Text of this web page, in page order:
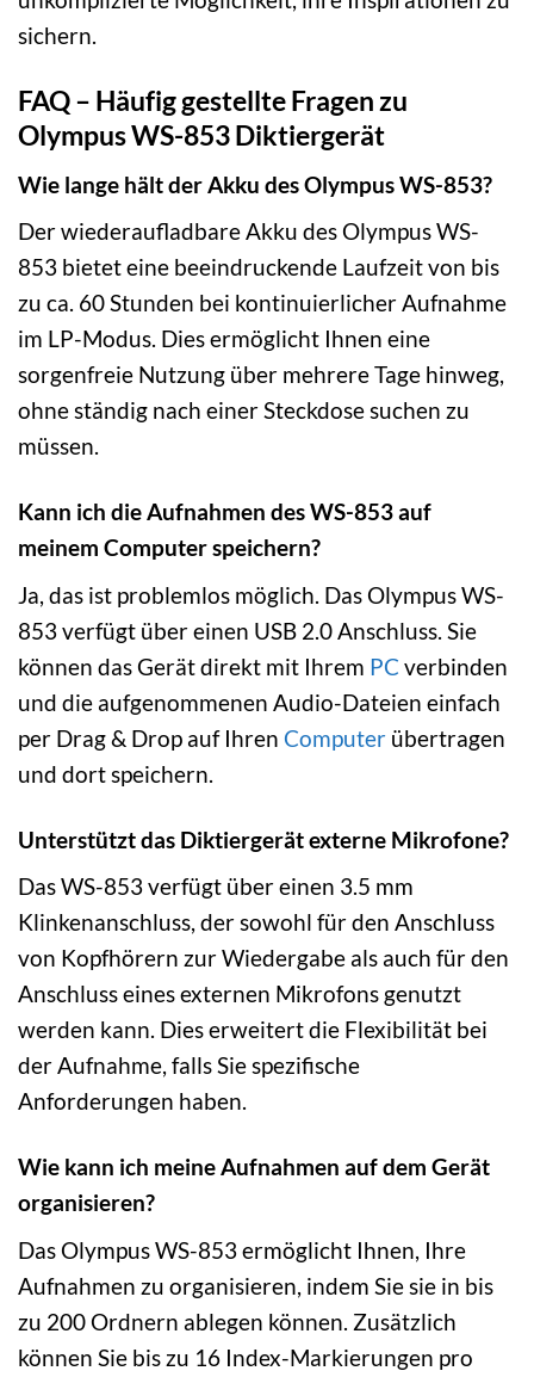
sichern.
FAQ – Häufig gestellte Fragen zu
Olympus WS-853 Diktiergerät
Wie lange hält der Akku des Olympus WS-853?
Der wiederaufladbare Akku des Olympus WS-
853 bietet eine beeindruckende Laufzeit von bis
zu ca. 60 Stunden bei kontinuierlicher Aufnahme
im LP-Modus. Dies ermöglicht Ihnen eine
sorgenfreie Nutzung über mehrere Tage hinweg,
ohne ständig nach einer Steckdose suchen zu
müssen.
Kann ich die Aufnahmen des WS-853 auf
meinem Computer speichern?
Ja, das ist problemlos möglich. Das Olympus WS-
853 verfügt über einen USB 2.0 Anschluss. Sie
können das Gerät direkt mit Ihrem PC verbinden
und die aufgenommenen Audio-Dateien einfach
per Drag & Drop auf Ihren Computer übertragen
und dort speichern.
Unterstützt das Diktiergerät externe Mikrofone?
Das WS-853 verfügt über einen 3.5 mm
Klinkenanschluss, der sowohl für den Anschluss
von Kopfhörern zur Wiedergabe als auch für den
Anschluss eines externen Mikrofons genutzt
werden kann. Dies erweitert die Flexibilität bei
der Aufnahme, falls Sie spezifische
Anforderungen haben.
Wie kann ich meine Aufnahmen auf dem Gerät
organisieren?
Das Olympus WS-853 ermöglicht Ihnen, Ihre
Aufnahmen zu organisieren, indem Sie sie in bis
zu 200 Ordnern ablegen können. Zusätzlich
können Sie bis zu 16 Index-Markierungen pro